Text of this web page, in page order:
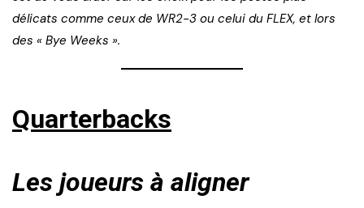
délicats comme ceux de WR2-3 ou celui du FLEX, et lors
des « Bye Weeks ».
Quarterbacks
Les joueurs à aligner